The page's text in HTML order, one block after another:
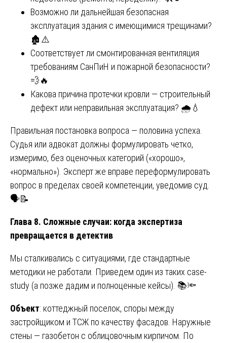
Возможно ли дальнейшая безопасная
эксплуатация здания с имеющимися трещинами?
🏚️⚠️
Соответствует ли смонтированная вентиляция
требованиям СанПиН и пожарной безопасности?
💨🔥
Какова причина протечки кровли — строительный
дефект или неправильная эксплуатация? 🌧️💧
Правильная постановка вопроса — половина успеха.
Судья или адвокат должны формулировать четко,
измеримо, без оценочных категорий («хорошо»,
«нормально»). Эксперт же вправе переформулировать
вопрос в пределах своей компетенции, уведомив суд.
🗣️📝
Глава 8. Сложные случаи: когда экспертиза
превращается в детектив
Мы сталкивались с ситуациями, где стандартные
методики не работали. Приведем один из таких case-
study (а позже дадим и полноценные кейсы). 📚🔦
Объект: коттеджный поселок, споры между
застройщиком и ТСЖ по качеству фасадов. Наружные
стены — газобетон с облицовочным кирпичом. По